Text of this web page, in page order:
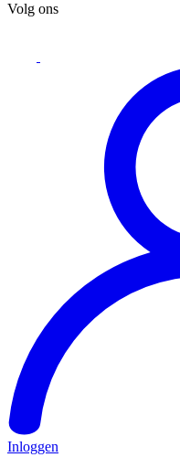
Volg ons
Inloggen